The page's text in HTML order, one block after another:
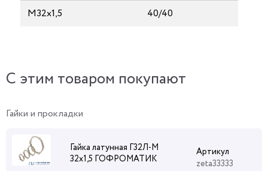
М32х1,5
40/40
C этим товаром покупают
Гайки и прокладки
Гайка латунная Г32Л-М
32х1,5 ГОФРОМАТИК
Артикул
zeta33333